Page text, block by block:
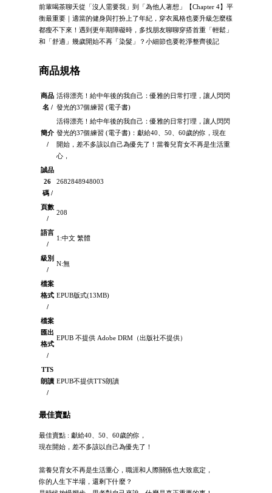
前輩喝茶聊天從「沒人需要我」到「為他人著想」【Chapter 4】平
衡最重要｜適當的健身與打扮上了年紀，穿衣風格也要升級怎麼樣
都瘦不下來！遇到更年期障礙時，多找朋友聊聊穿搭首重「輕鬆」
和「舒適」幾歲開始不再「染髮」？小細節也要乾淨整齊後記
商品規格
商品
名 /
活得漂亮！給中年後的我自己：優雅的日常打理，讓人閃閃
發光的37個練習 (電子書)
簡介
/
活得漂亮！給中年後的我自己：優雅的日常打理，讓人閃閃
發光的37個練習 (電子書)：獻給40、50、60歲的你，現在
開始，差不多該以自己為優先了！當養兒育女不再是生活重
心，
誠品
26
碼 /
2682848948003
頁數
/
208
語言
/
1:中文 繁體
級別
/
N:無
檔案
格式
/
EPUB版式(13MB)
檔案
匯出
格式
/
EPUB 不提供 Adobe DRM（出版社不提供）
TTS
朗讀
/
EPUB不提供TTS朗讀
最佳賣點
最佳賣點 : 獻給40、50、60歲的你，
現在開始，差不多該以自己為優先了！
當養兒育女不再是生活重心，職涯和人際關係也大致底定，
你的人生下半場，還剩下什麼？